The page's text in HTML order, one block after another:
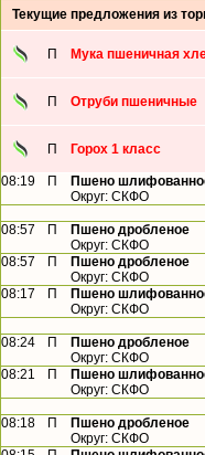
Текущие предложения из
П Мука пшеничная
П Отруби пшеничные
П Горох 1 класс
08:19
П
Пшено
Округ: СКФО
08:57
П
Пшено дробленое
Округ: СКФО
08:57
П
Пшено дробленое
Округ: СКФО
08:17
П
Пшено
Округ: СКФО
08:24
П
Пшено дробленое
Округ: СКФО
08:21
П
Пшено
Округ: СКФО
08:18
П
Пшено дробленое
Округ: СКФО